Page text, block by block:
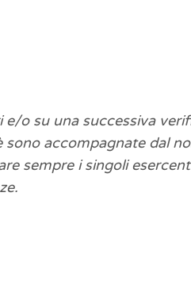
o su una successiva
accompagnate dal
sempre i singoli